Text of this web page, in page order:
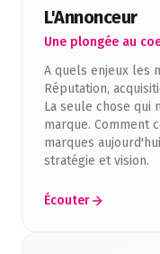
L'Annonceur
Une plongée au
A quels enjeux les
Réputation,
La seule chose qui
marque. Comment
marques
stratégie et vision.
Écouter